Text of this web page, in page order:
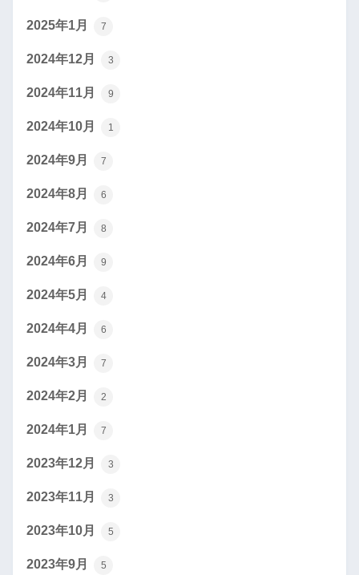
2025年1月 7
2024年12月 3
2024年11月 9
2024年10月 1
2024年9月 7
2024年8月 6
2024年7月 8
2024年6月 9
2024年5月 4
2024年4月 6
2024年3月 7
2024年2月 2
2024年1月 7
2023年12月 3
2023年11月 3
2023年10月 5
2023年9月 5